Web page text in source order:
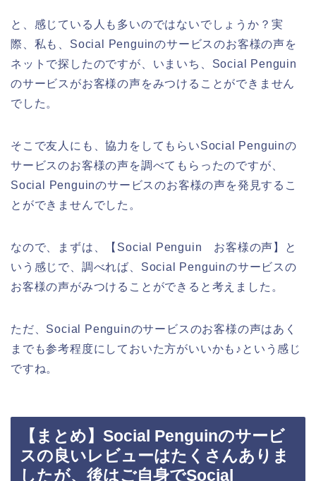
と、感じている人も多いのではないでしょうか？実
際、私も、Social Penguinのサービスのお客様の声を
ネットで探したのですが、いまいち、Social Penguin
のサービスがお客様の声をみつけることができません
でした。
そこで友人にも、協力をしてもらいSocial Penguinの
サービスのお客様の声を調べてもらったのですが、
Social Penguinのサービスのお客様の声を発見するこ
とができませんでした。
なので、まずは、【Social Penguin お客様の声】と
いう感じで、調べれば、Social Penguinのサービスの
お客様の声がみつけることができると考えました。
ただ、Social Penguinのサービスのお客様の声はあく
までも参考程度にしておいた方がいいかも♪という感じ
ですね。
【まとめ】Social Penguinのサービ
スの良いレビューはたくさんありま
したが、後はご自身でSocial